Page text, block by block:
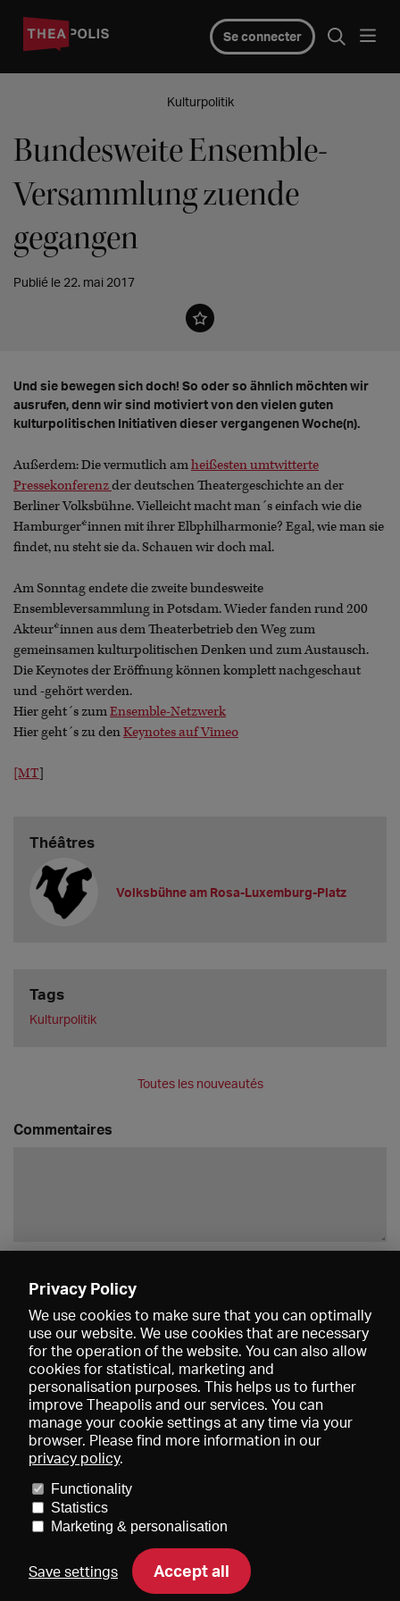
Se connecter
Kulturpolitik
Bundesweite Ensemble-
Versammlung zuende
gegangen
Publié le 22. mai 2017
Und sie bewegen sich doch! So oder so ähnlich möchten wir
ausrufen, denn wir sind motiviert von den vielen guten
kulturpolitischen Initiativen dieser vergangenen Woche(n).
Außerdem: Die vermutlich amheißesten umtwitterte
Pressekonferenzder deutschen Theatergeschichte an der
Berliner Volksbühne. Vielleicht macht man´s einfach wie die
Hamburger*innen mit ihrer Elbphilharmonie? Egal, wie man sie
findet, nu steht sie da. Schauen wir doch mal.
Am Sonntag endete die zweite bundesweite
Ensembleversammlung in Potsdam. Wieder fanden rund 200
Akteur*innen aus dem Theaterbetrieb den Weg zum
gemeinsamen kulturpolitischen Denken und zum Austausch.
Die Keynotes der Eröffnung können komplett nachgeschaut
und -gehört werden.
Hier geht´s zumEnsemble-Netzwerk
Hier geht´s zu denKeynotes auf Vimeo
[MT]
Théâtres
Volksbühne am Rosa-Luxemburg-Platz
Tags
Kulturpolitik
Toutes les nouveautés
Commentaires
Données médiatiques
Conditions générales de vente
Contact
Aide Newsletter
Privacy Policy
We use cookies to make sure that you can optimally
use our website. We use cookies that are necessary
for the operation of the website. You can also allow
cookies for statistical, marketing and
personalisation purposes. This helps us to further
improve Theapolis and our services. You can
manage your cookie settings at any time via your
browser. Please find more information in our
privacy policy.
Functionality
Statistics
Marketing & personalisation
Save settings Accept all